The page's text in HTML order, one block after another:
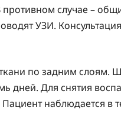
случае –
УЗИ.
по задним слоям.
дней. Для снятия
наблюдается в